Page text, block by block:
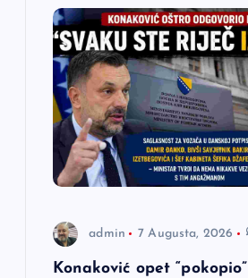
admin 7 Augusta, 2026
Konaković opet